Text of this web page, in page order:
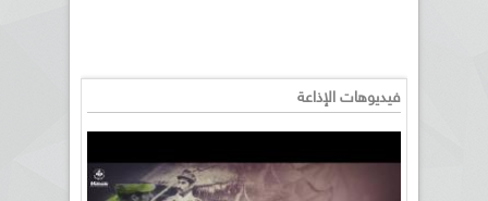
فيديوهات الإذاعة